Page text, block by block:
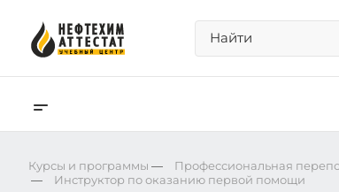
Курсы и программы —
Профессиональная
—
Инструктор по оказанию первой помощи